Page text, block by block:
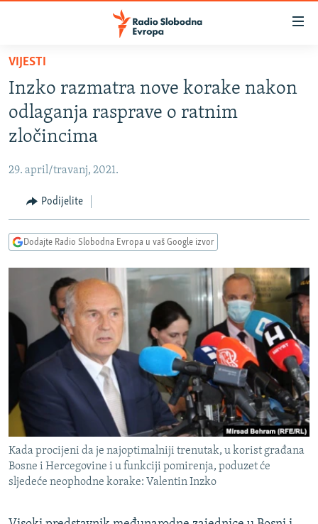
Pređite
glavni
sadržaj
Pređite
na
glavnu
navigaciju
Pređite
na
pretragu
VIJESTI
BOSNA I HERCEGOVINA
SRBIJA
CRNA GORA
VIZUELNO
INFOGRAFIKE
RAT U UKRAJINI
KINA NA BALKANU
RSE PRIČE IZ SVIJETA
ISPRIČAJ MI
DNEVNO@RSE
SPECIJALI RSE
VIŠE OD NASLOVA
GENOCID U SREBRENICI
POPLAVE I KLIZIŠTA U BIH 2024.
TV LIBERTY
PRATITE NAS
Sve RFE/RL stranice
VIJESTI
Inzko razmatra nove korake nakon
odlaganja rasprave o ratnim
zločincima
29. april/travanj, 2021.
Podijelite
Dodajte Radio Slobodna Evropa u vaš Google izvor
Kada procijeni da je najoptimalniji trenutak, u korist građana
Bosne i Hercegovine i u funkciji pomirenja, poduzet će
sljedeće neophodne korake: Valentin Inzko